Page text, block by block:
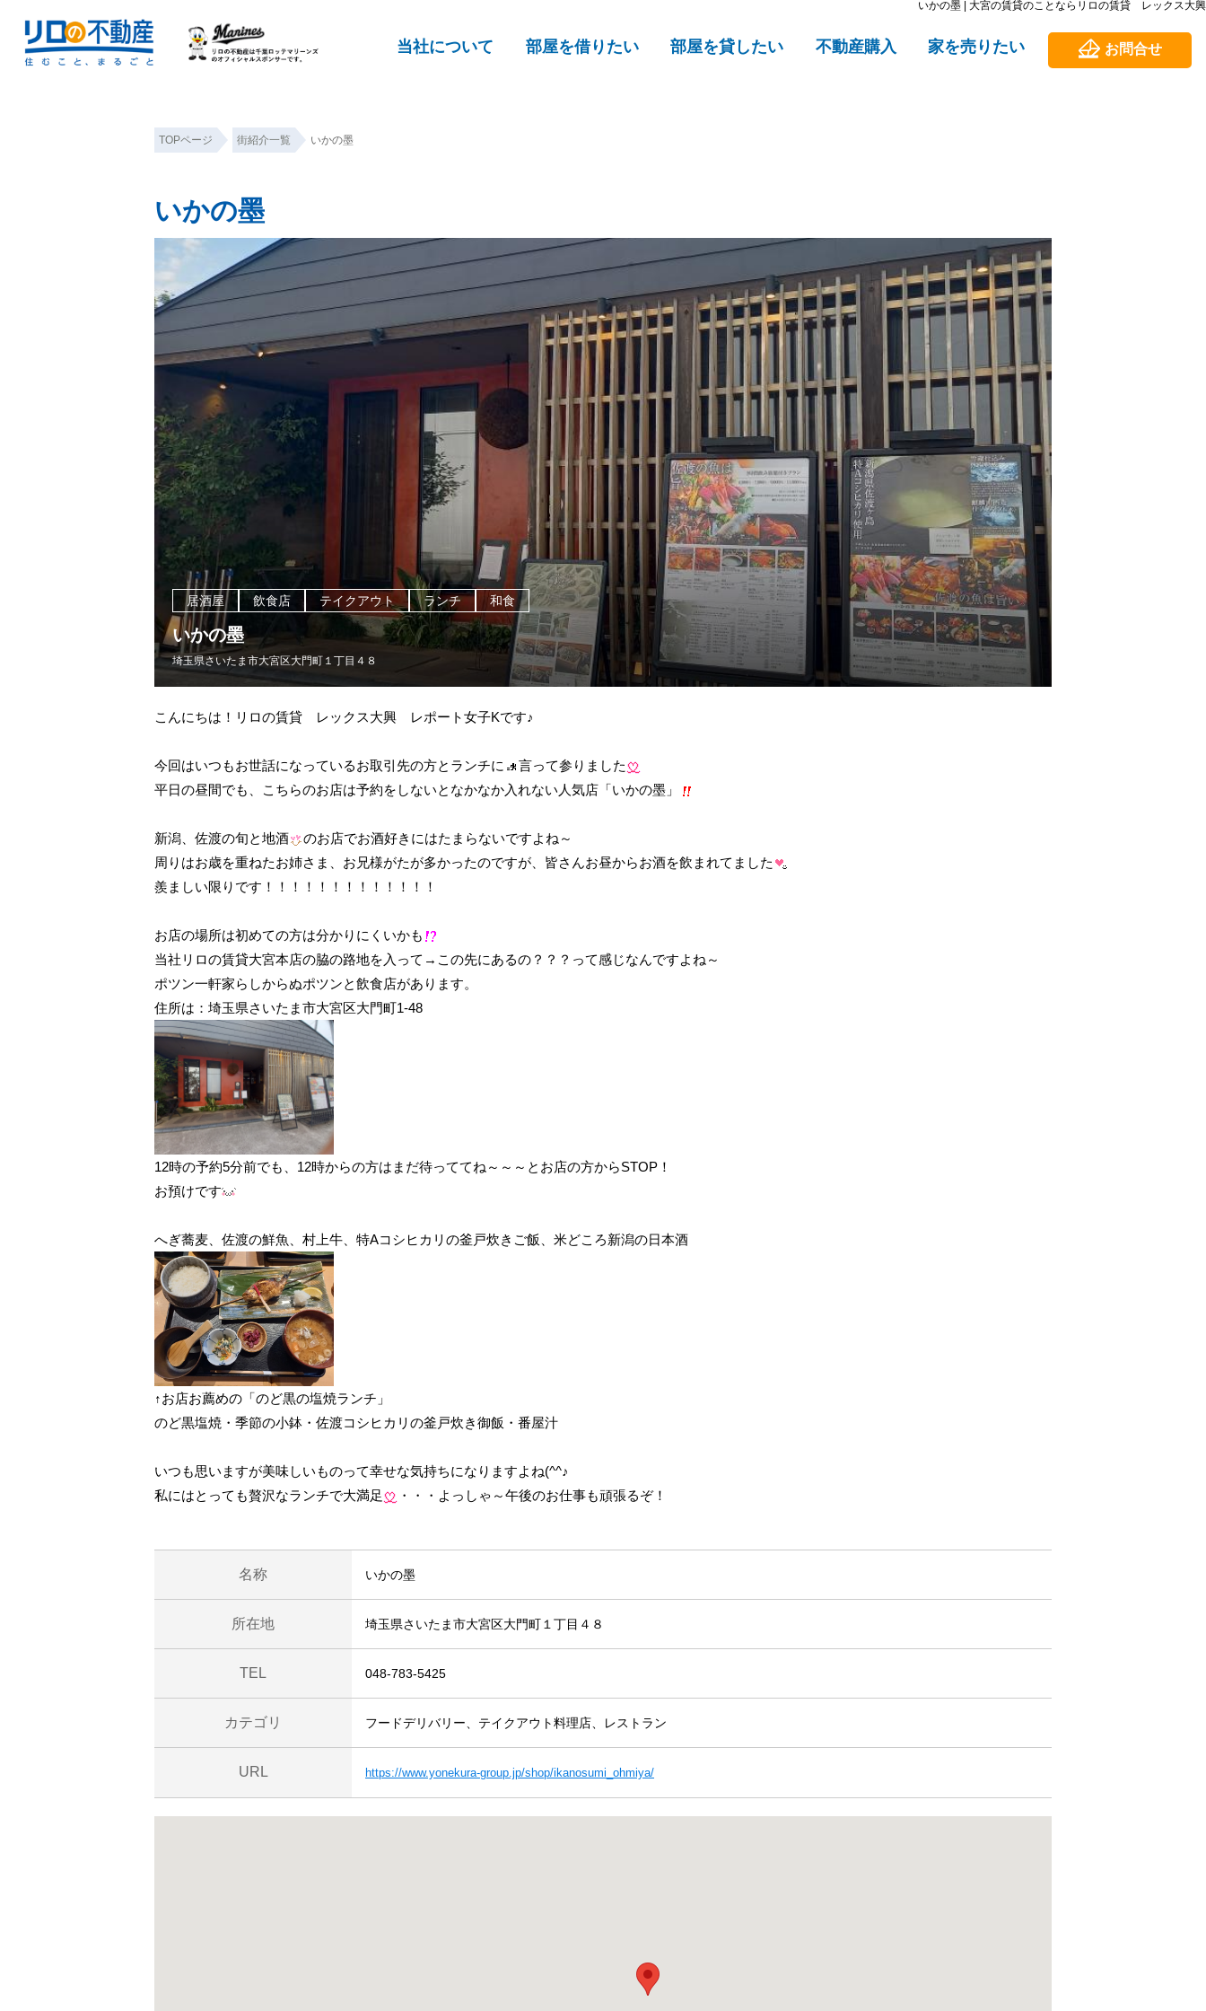
いかの墨 | 大宮の賃貸のことならリロの賃貸 レックス大興
当社について 部屋を借りたい 部屋を貸したい 不動産購入 家を売りたい お問合せ
TOPページ 街紹介一覧 いかの墨
いかの墨
居酒屋 飲食店 テイクアウト ランチ 和食
いかの墨
埼玉県さいたま市大宮区大門町１丁目４８
こんにちは！リロの賃貸 レックス大興 レポート女子Kです♪
今回はいつもお世話になっているお取引先の方とランチに
言って参りました
平日の昼間でも、こちらのお店は予約をしないとなかなか入れない人気店「いかの墨」
新潟、佐渡の旬と地酒
のお店でお酒好きにはたまらないですよね～
周りはお歳を重ねたお姉さま、お兄様がたが多かったのですが、皆さんお昼からお酒を飲まれてました
羨ましい限りです！！！！！！！！！！！！！
お店の場所は初めての方は分かりにくいかも
当社リロの賃貸大宮本店の脇の路地を入って→この先にあるの？？？って感じなんですよね～
ポツン一軒家らしからぬポツンと飲食店があります。
住所は：埼玉県さいたま市大宮区大門町1-48
12時の予約5分前でも、12時からの方はまだ待っててね～～～とお店の方からSTOP！
お預けです
へぎ蕎麦、佐渡の鮮魚、村上牛、特Aコシヒカリの釜戸炊きご飯、米どころ新潟の日本酒
↑お店お薦めの「のど黒の塩焼ランチ」
のど黒塩焼・季節の小鉢・佐渡コシヒカリの釜戸炊き御飯・番屋汁
いつも思いますが美味しいものって幸せな気持ちになりますよね(^^♪
私にはとっても贅沢なランチで大満足
・・・よっしゃ～午後のお仕事も頑張るぞ！
名称 いかの墨
所在地 埼玉県さいたま市大宮区大門町１丁目４８
TEL 048-783-5425
カテゴリ フードデリバリー、テイクアウト料理店、レストラン
URL https://www.yonekura-group.jp/shop/ikanosumi_ohmiya/